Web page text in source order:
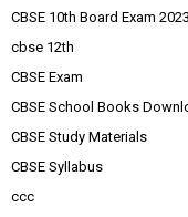
CBSE 10th Board Exam
cbse 12th
CBSE Exam
CBSE School Books
CBSE Study Materials
CBSE Syllabus
ccc